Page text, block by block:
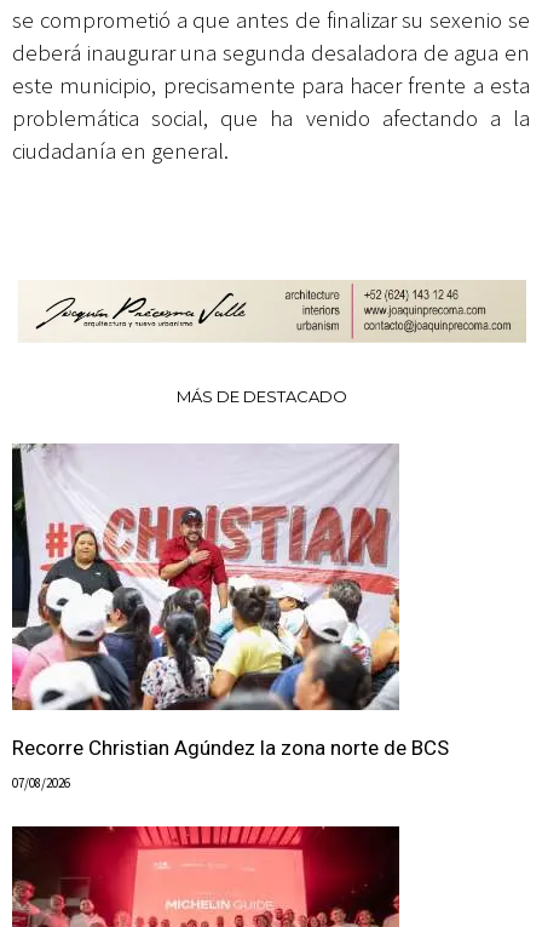
se comprometió a que antes de finalizar su sexenio se
deberá inaugurar una segunda desaladora de agua en
este municipio, precisamente para hacer frente a esta
problemática social, que ha venido afectando a la
ciudadanía en general.
MÁS DE DESTACADO
Recorre Christian Agúndez la zona norte de BCS
07/08/2026